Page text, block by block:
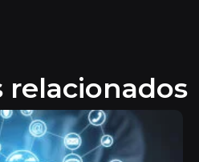
relacionados